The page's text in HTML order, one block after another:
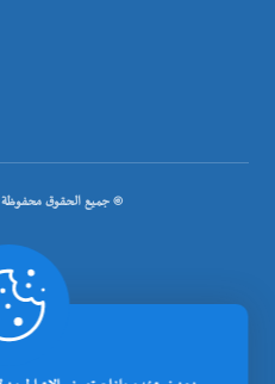
© جميع الحقوق محفوظة
.